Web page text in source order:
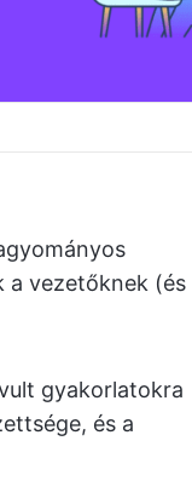
a vezetőknek (és
gyakorlatokra
és a